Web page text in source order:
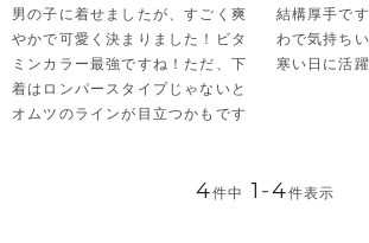
男の子に着せましたが、すごく爽
やかで可愛く決まりました！ビタ
ミンカラー最強ですね！ただ、下
着はロンパースタイプじゃないと
オムツのラインが目立つかもです
結構厚手で
わで気持ち
寒い日に活
4件中 1 -4件表示